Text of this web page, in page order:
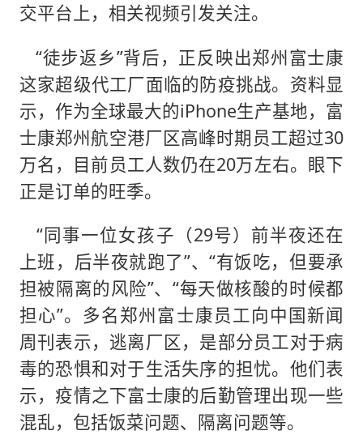
交平台上，相关视频引发关注。
“徒步返乡”背后，正反映出郑州富士康
这家超级代工厂面临的防疫挑战。资料显
示，作为全球最大的iPhone生产基地，富
士康郑州航空港厂区高峰时期员工超过30
万名，目前员工人数仍在20万左右。眼下
正是订单的旺季。
“同事一位女孩子（29号）前半夜还在
上班，后半夜就跑了”、“有饭吃，但要承
担被隔离的风险”、“每天做核酸的时候都
担心”。多名郑州富士康员工向中国新闻
周刊表示，逃离厂区，是部分员工对于病
毒的恐惧和对于生活失序的担忧。他们表
示，疫情之下富士康的后勤管理出现一些
混乱，包括饭菜问题、隔离问题等。